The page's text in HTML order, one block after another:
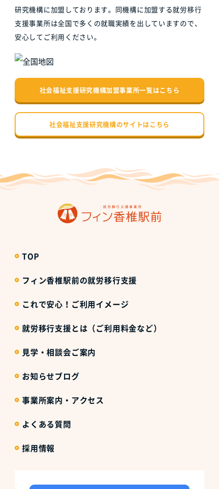
研究機構に加盟しております。同機構に加盟する就労移行
支援事業所は全国で多くの就職実績を出していますので、
安心してご利用ください。
社会福祉支援研究機構加盟事業所一覧はこちら
社会福祉支援研究機構のサイトはこちら
TOP
フィン香椎駅前の就労移行支援
これで安心！ご利用イメージ
就労移行支援とは（ご利用料金など）
見学・相談会ご案内
お知らせブログ
事業所案内・アクセス
よくある質問
採用情報